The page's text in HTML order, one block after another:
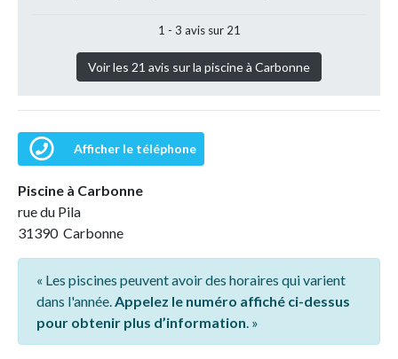
1 - 3 avis sur 21
Voir les 21 avis sur la piscine à Carbonne
Afficher le téléphone
Piscine à Carbonne
rue du Pila
31390 Carbonne
« Les piscines peuvent avoir des horaires qui varient
dans l'année.Appelez le numéro affiché ci-dessus
pour obtenir plus d’information. »